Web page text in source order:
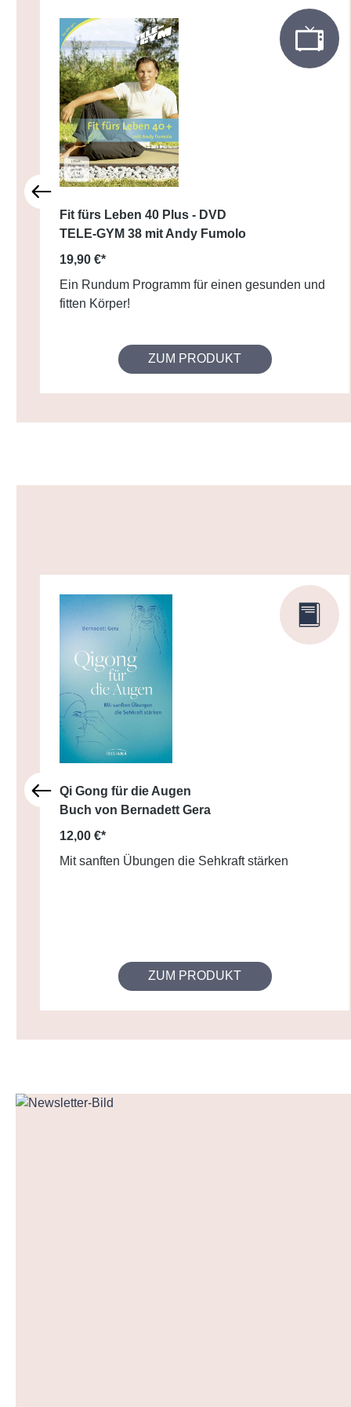
Fit fürs Leben 40 Plus - DVD
TELE-GYM 38 mit Andy Fumolo
19,90 €*
Ein Rundum Programm für einen gesunden und
fitten Körper!
ZUM PRODUKT
Qi Gong für die Augen
Buch von Bernadett Gera
12,00 €*
Mit sanften Übungen die Sehkraft stärken
ZUM PRODUKT